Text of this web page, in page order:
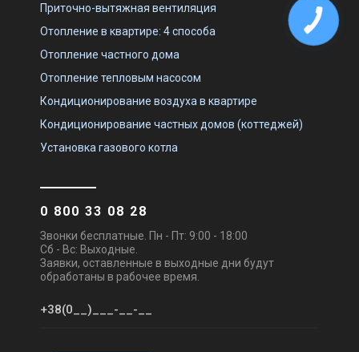
Приточно-вытяжная вентиляция
Отопление в квартире: 4 способа
Отопление частного дома
Отопление тепловым насосом
Кондиционирование воздуха в квартире
Кондиционирование частных домов (коттеджей)
Установка газового котла
0 800 33 08 28
Звонки бесплатные. Пн - Пт: 9:00 - 18:00
Сб - Вс: Выходные.
Заявки, оставленные в выходные дни будут
обработаны в рабочее время.